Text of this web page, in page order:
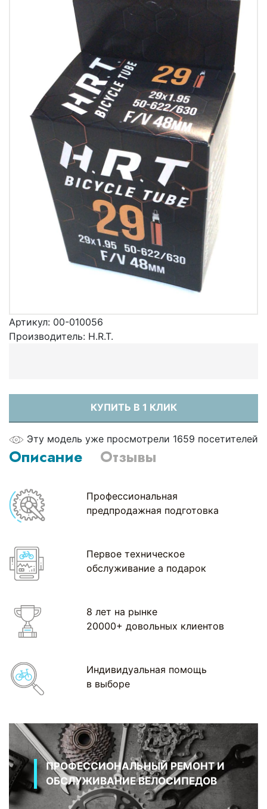
Артикул: 00-010056
Производитель: H.R.T.
КУПИТЬ В 1 КЛИК
Эту модель уже просмотрели 1659 посетителей
Описание Отзывы
Профессиональная
предпродажная подготовка
Первое техническое
обслуживание а подарок
8 лет на рынке
20000+ довольных клиентов
Индивидуальная помощь
в выборе
ПРОФЕССИОНАЛЬНЫЙ РЕМОНТ И
ОБСЛУЖИВАНИЕ ВЕЛОСИПЕДОВ